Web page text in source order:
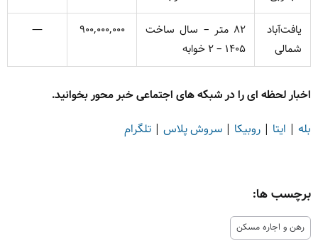
یافت‌آباد
شمالی
۸۲ متر – سال ساخت
۱۴۰۵ – ۲ خوابه
۹۰۰,۰۰۰,۰۰۰ —
اخبار لحظه ای را در شبکه های اجتماعی خبر محور بخوانید.
بله | ایتا | روبیکا | سروش پلاس | تلگرام
برچسب ها:
رهن و اجاره مسکن